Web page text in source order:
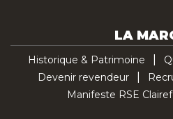
LA
Historique & Patrimoine
Devenir revendeur
Manifeste RSE